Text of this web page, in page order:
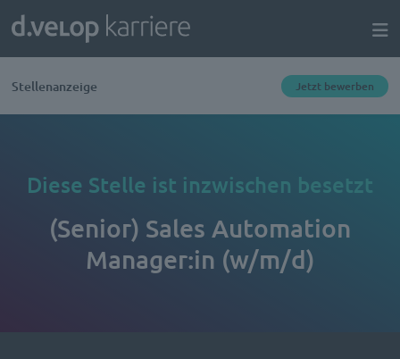
Stellenanzeige Jetzt bewerben
Diese Stelle ist inzwischen besetzt
(Senior) Sales Automation
Manager:in (w/m/d)